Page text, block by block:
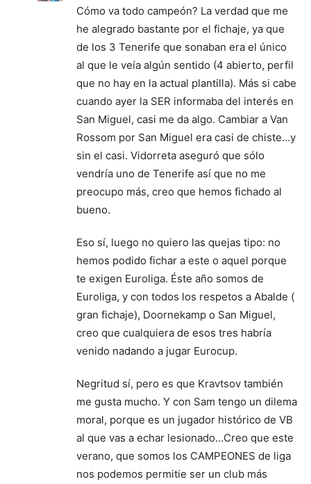
Cómo va todo campeón? La verdad que me
he alegrado bastante por el fichaje, ya que
de los 3 Tenerife que sonaban era el único
al que le veía algún sentido (4 abierto, perfil
que no hay en la actual plantilla). Más si cabe
cuando ayer la SER informaba del interés en
San Miguel, casi me da algo. Cambiar a Van
Rossom por San Miguel era casi de chiste…y
sin el casi. Vidorreta aseguró que sólo
vendría uno de Tenerife así que no me
preocupo más, creo que hemos fichado al
bueno.
Eso sí, luego no quiero las quejas tipo: no
hemos podido fichar a este o aquel porque
te exigen Euroliga. Éste año somos de
Euroliga, y con todos los respetos a Abalde (
gran fichaje), Doornekamp o San Miguel,
creo que cualquiera de esos tres habría
venido nadando a jugar Eurocup.
Negritud sí, pero es que Kravtsov también
me gusta mucho. Y con Sam tengo un dilema
moral, porque es un jugador histórico de VB
al que vas a echar lesionado…Creo que este
verano, que somos los CAMPEONES de liga
nos podemos permitie ser un club más